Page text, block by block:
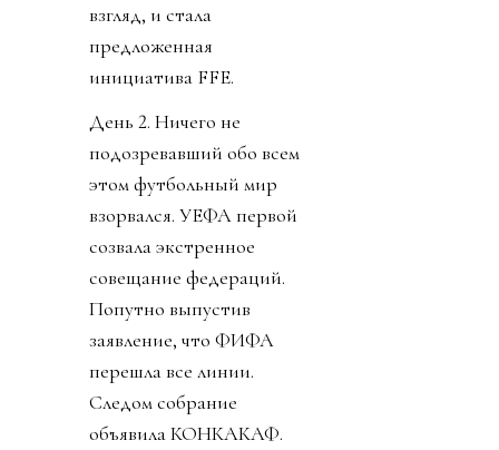
взгляд, и стала
предложенная
инициатива FFE.
День 2. Ничего не
подозревавший обо всем
этом футбольный мир
взорвался. УЕФА первой
созвала экстренное
совещание федераций.
Попутно выпустив
заявление, что ФИФА
перешла все линии.
Следом собрание
объявила КОНКАКАФ.